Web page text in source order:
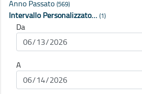
Anno Passato (569)
Intervallo Personalizzato… (1)
Da
A